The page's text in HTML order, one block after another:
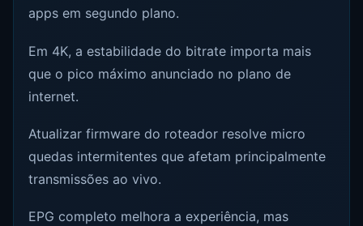
apps em segundo plano.
Em 4K, a estabilidade do bitrate importa mais
que o pico máximo anunciado no plano de
internet.
Atualizar firmware do roteador resolve micro
quedas intermitentes que afetam principalmente
transmissões ao vivo.
EPG completo melhora a experiência, mas